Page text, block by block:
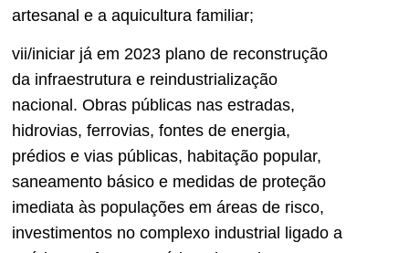
artesanal e a aquicultura familiar;
vii/iniciar já em 2023 plano de reconstrução
da infraestrutura e reindustrialização
nacional. Obras públicas nas estradas,
hidrovias, ferrovias, fontes de energia,
prédios e vias públicas, habitação popular,
saneamento básico e medidas de proteção
imediata às populações em áreas de risco,
investimentos no complexo industrial ligado a